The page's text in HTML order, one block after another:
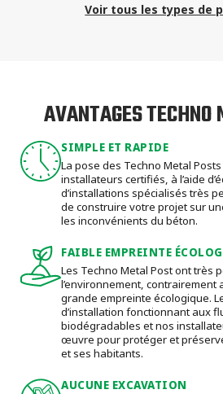
Voir tous les types de
AVANTAGES TECHNO
SIMPLE ET RAPIDE
La pose des Techno Metal
installateurs certifiés, à l’aide
d’installations spécialisés très
de construire votre projet sur
les inconvénients du béton.
FAIBLE EMPREINTE
Les Techno Metal Post ont très
l’environnement, contrairement
grande empreinte écologique.
d’installation fonctionnant aux
biodégradables et nos
œuvre pour protéger et
et ses habitants.
AUCUNE EXCAVATION